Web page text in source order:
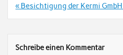
Beitrags-
« Besichtigung der Kermi
Schreibe einen Kommentar